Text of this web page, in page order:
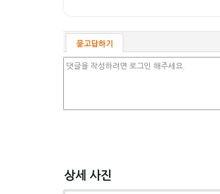
묻고답하기
상세 사진